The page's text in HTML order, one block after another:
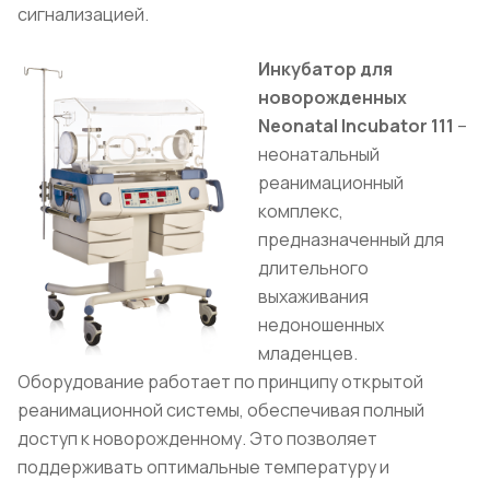
сигнализацией.
Инкубатор для
новорожденных
Neonatal Incubator 111 –
неонатальный
реанимационный
комплекс,
предназначенный для
длительного
выхаживания
недоношенных
младенцев.
Оборудование работает по принципу открытой
реанимационной системы, обеспечивая полный
доступ к новорожденному. Это позволяет
поддерживать оптимальные температуру и